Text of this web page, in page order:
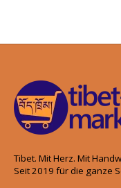
Tibet. Mit Herz. Mit
Seit 2019 für die ganze